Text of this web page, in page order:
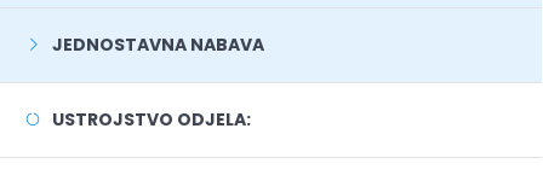
JEDNOSTAVNA NABAVA
USTROJSTVO ODJELA: